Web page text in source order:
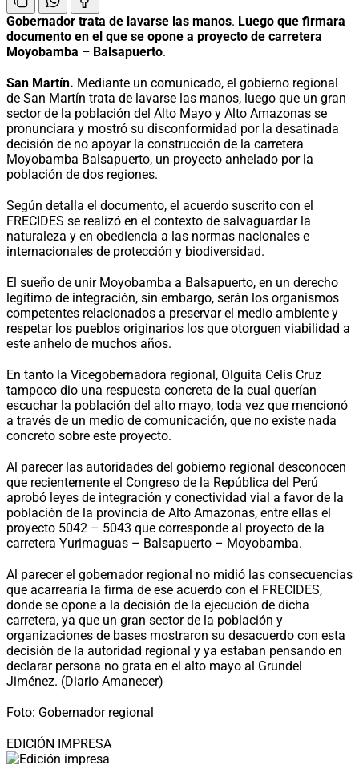
Gobernador trata de lavarse las manos. Luego que firmara
documento en el que se opone a proyecto de carretera
Moyobamba – Balsapuerto.
San Martín. Mediante un comunicado, el gobierno regional
de San Martín trata de lavarse las manos, luego que un gran
sector de la población del Alto Mayo y Alto Amazonas se
pronunciara y mostró su disconformidad por la desatinada
decisión de no apoyar la construcción de la carretera
Moyobamba Balsapuerto, un proyecto anhelado por la
población de dos regiones.
Según detalla el documento, el acuerdo suscrito con el
FRECIDES se realizó en el contexto de salvaguardar la
naturaleza y en obediencia a las normas nacionales e
internacionales de protección y biodiversidad.
El sueño de unir Moyobamba a Balsapuerto, en un derecho
legítimo de integración, sin embargo, serán los organismos
competentes relacionados a preservar el medio ambiente y
respetar los pueblos originarios los que otorguen viabilidad a
este anhelo de muchos años.
En tanto la Vicegobernadora regional, Olguita Celis Cruz
tampoco dio una respuesta concreta de la cual querían
escuchar la población del alto mayo, toda vez que mencionó
a través de un medio de comunicación, que no existe nada
concreto sobre este proyecto.
Al parecer las autoridades del gobierno regional desconocen
que recientemente el Congreso de la República del Perú
aprobó leyes de integración y conectividad vial a favor de la
población de la provincia de Alto Amazonas, entre ellas el
proyecto 5042 – 5043 que corresponde al proyecto de la
carretera Yurimaguas – Balsapuerto – Moyobamba.
Al parecer el gobernador regional no midió las consecuencias
que acarrearía la firma de ese acuerdo con el FRECIDES,
donde se opone a la decisión de la ejecución de dicha
carretera, ya que un gran sector de la población y
organizaciones de bases mostraron su desacuerdo con esta
decisión de la autoridad regional y ya estaban pensando en
declarar persona no grata en el alto mayo al Grundel
Jiménez. (Diario Amanecer)
Foto: Gobernador regional
EDICIÓN IMPRESA